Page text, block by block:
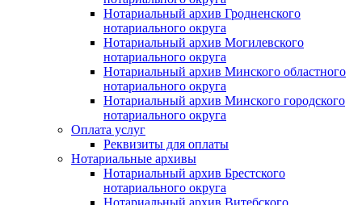
Нотариальный архив Гродненского
нотариального округа
Нотариальный архив Могилевского
нотариального округа
Нотариальный архив Минского областного
нотариального округа
Нотариальный архив Минского городского
нотариального округа
Оплата услуг
Реквизиты для оплаты
Нотариальные архивы
Нотариальный архив Брестского
нотариального округа